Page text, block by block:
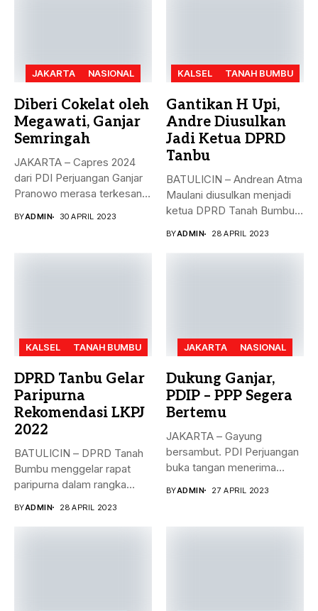
JAKARTA NASIONAL
Diberi Cokelat oleh
Megawati, Ganjar
Semringah
JAKARTA – Capres 2024
dari PDI Perjuangan Ganjar
Pranowo merasa terkesan
BYADMIN 30 APRIL 2023
KALSEL TANAH BUMBU
Gantikan H Upi,
Andre Diusulkan
Jadi Ketua DPRD
Tanbu
BATULICIN – Andrean Atma
Maulani diusulkan menjadi
ketua DPRD Tanah Bumbu,
BYADMIN 28 APRIL 2023
KALSEL TANAH BUMBU
DPRD Tanbu Gelar
Paripurna
Rekomendasi LKPJ
2022
BATULICIN – DPRD Tanah
Bumbu menggelar rapat
paripurna dalam rangka
BYADMIN 28 APRIL 2023
JAKARTA NASIONAL
Dukung Ganjar,
PDIP – PPP Segera
Bertemu
JAKARTA – Gayung
bersambut. PDI Perjuangan
buka tangan menerima
BYADMIN 27 APRIL 2023